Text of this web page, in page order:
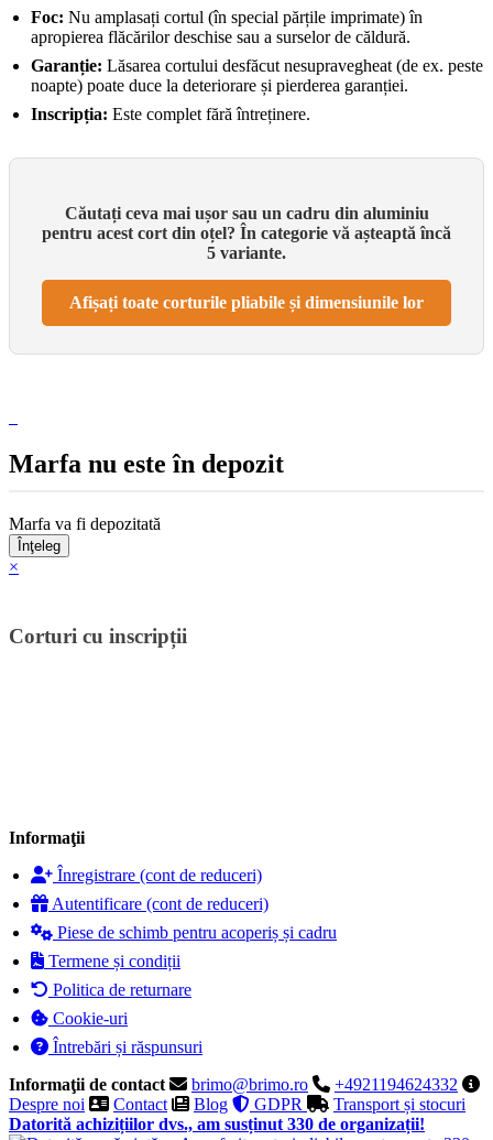
Foc: Nu amplasați cortul (în special părțile imprimate) în
apropierea flăcărilor deschise sau a surselor de căldură.
Garanție: Lăsarea cortului desfăcut nesupravegheat (de ex. peste
noapte) poate duce la deteriorare și pierderea garanției.
Inscripția: Este complet fără întreținere.
Căutați ceva mai ușor sau un cadru din aluminiu
pentru acest cort din oțel? În categorie vă așteaptă încă
5 variante.
Afișați toate corturile pliabile și dimensiunile lor
Marfa nu este în depozit
Marfa va fi depozitată
Înţeleg
×
Corturi cu inscripții
Informaţii
Înregistrare (cont de reduceri)
Autentificare (cont de reduceri)
Piese de schimb pentru acoperiș și cadru
Termene și condiții
Politica de returnare
Cookie-uri
Întrebări și răspunsuri
Informaţii de contact
brimo@brimo.ro
+4921194624332
Despre noi
Contact Blog GDPR
Transport și stocuri
Datorită achizițiilor dvs., am susținut 330 de organizații!